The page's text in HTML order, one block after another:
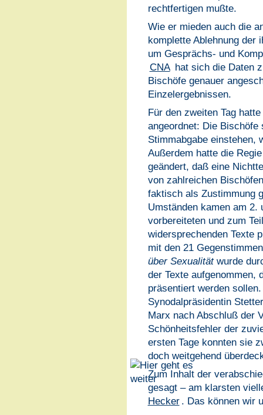
rechtfertigen mußte.
Wie er mieden auch die
komplette Ablehnung der
um Gesprächs- und
CNA hat sich die Daten
Bischöfe genauer
Einzelergebnissen.
Für den zweiten Tag
angeordnet: Die
Stimmabgabe einstehen,
Außerdem hatte die
geändert, daß eine
von zahlreichen
faktisch als Zustimmung
Umständen kamen am 2.
vorbereiteten und zum
widersprechenden Texte
mit den 21
über Sexualitätwurde
der Texte aufgenommen,
präsentiert werden
Synodalpräsidentin
Marx nach Abschluß der
Schönheitsfehler der
ersten Tage konnten sie
doch weitgehend
Zum Inhalt der
gesagt – am klarsten
Hecker . Das können wir